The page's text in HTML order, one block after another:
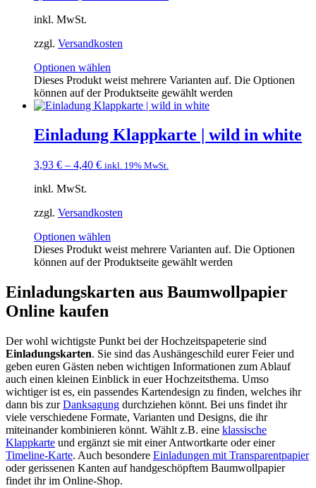
inkl. MwSt.
zzgl. Versandkosten
Optionen wählen
Dieses Produkt weist mehrere Varianten auf. Die Optionen
können auf der Produktseite gewählt werden
Einladung Klappkarte | wild in white
3,93 € – 4,40 € inkl. 19% MwSt.
inkl. MwSt.
zzgl. Versandkosten
Optionen wählen
Dieses Produkt weist mehrere Varianten auf. Die Optionen
können auf der Produktseite gewählt werden
Einladungskarten aus Baumwollpapier
Online kaufen
Der wohl wichtigste Punkt bei der Hochzeitspapeterie sind
Einladungskarten. Sie sind das Aushängeschild eurer Feier und
geben euren Gästen neben wichtigen Informationen zum Ablauf
auch einen kleinen Einblick in euer Hochzeitsthema. Umso
wichtiger ist es, ein passendes Kartendesign zu finden, welches ihr
dann bis zurDanksagung durchziehen könnt. Bei uns findet ihr
viele verschiedene Formate, Varianten und Designs, die ihr
miteinander kombinieren könnt. Wählt z.B. eine klassische
Klappkarte und ergänzt sie mit einer Antwortkarte oder einer
Timeline-Karte. Auch besondere Einladungen mit Transparentpapier
oder gerissenen Kanten auf handgeschöpftem Baumwollpapier
findet ihr im Online-Shop.